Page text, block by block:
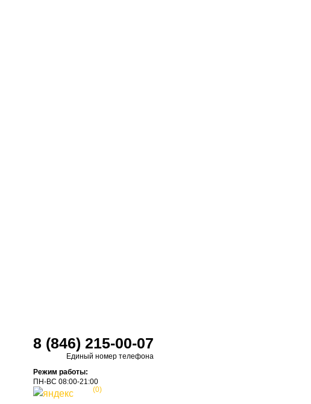
8 (846) 215-00-07
Единый номер телефона
Режим работы:
ПН-ВС 08:00-21:00
(0)